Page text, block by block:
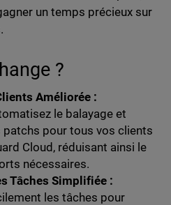
un temps précieux sur
?
Améliorée :
le balayage et
patchs pour tous vos clients
Cloud, réduisant ainsi le
nécessaires.
Tâches Simplifiée :
les tâches pour